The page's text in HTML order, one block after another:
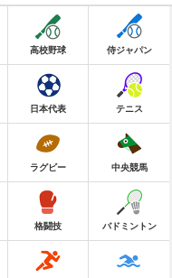
高校野球 侍ジャパン
日本代表 テニス
ラグビー 中央競馬
格闘技 バドミントン